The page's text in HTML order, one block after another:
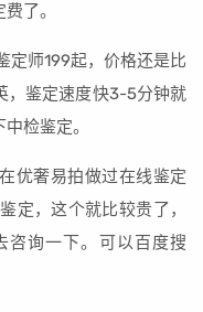
了。
定师199起，价格还是比
，鉴定速度快3-5分钟就
检鉴定。
优奢易拍做过在线鉴定
定，这个就比较贵了，
咨询一下。可以百度搜